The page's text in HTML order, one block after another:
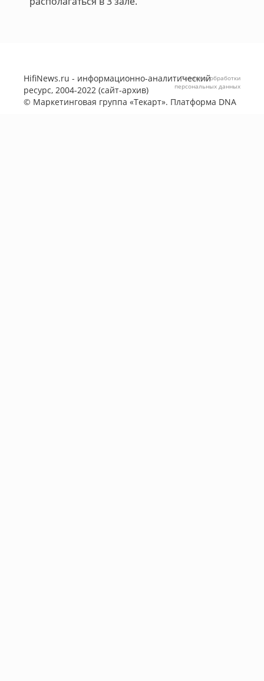
HifiNews.ru - информационно-аналитический
ресурс, 2004-2022 (сайт-архив)
© Маркетинговая группа «Текарт». Платформа DNA
Политика обработки
персональных данных